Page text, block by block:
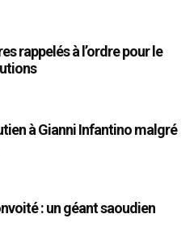
rappelés à l’ordre pour le
à Gianni Infantino malgré
: un géant saoudien